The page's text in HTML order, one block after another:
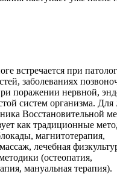
встречается при
заболеваниях
поражении нервной,
систем организма. Для
Восстановительной
как традиционные
магнитотерапия,
лечебная
(остеопатия,
мануальная терапия).